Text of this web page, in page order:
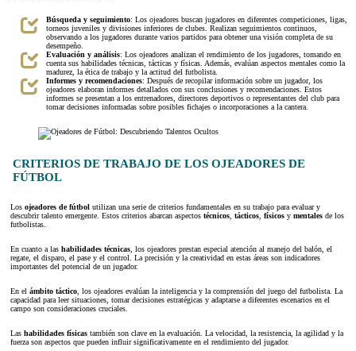
Búsqueda y seguimiento: Los ojeadores buscan jugadores en diferentes competiciones, ligas,
torneos juveniles y divisiones inferiores de clubes. Realizan seguimientos continuos,
observando a los jugadores durante varios partidos para obtener una visión completa de su
desempeño.
Evaluación y análisis: Los ojeadores analizan el rendimiento de los jugadores, tomando en
cuenta sus habilidades técnicas, tácticas y físicas. Además, evalúan aspectos mentales como la
madurez, la ética de trabajo y la actitud del futbolista.
Informes y recomendaciones: Después de recopilar información sobre un jugador, los
ojeadores elaboran informes detallados con sus conclusiones y recomendaciones. Estos
informes se presentan a los entrenadores, directores deportivos o representantes del club para
tomar decisiones informadas sobre posibles fichajes o incorporaciones a la cantera.
CRITERIOS DE TRABAJO DE LOS OJEADORES DE
FÚTBOL
Los ojeadores de fútbol utilizan una serie de criterios fundamentales en su trabajo para evaluar y
descubrir talento emergente. Estos criterios abarcan aspectos técnicos tácticos físicos y mentales de los
futbolistas.
En cuanto a las habilidades técnicas , los ojeadores prestan especial atención al manejo del balón, el
regate, el disparo, el pase y el control. La precisión y la creatividad en estas áreas son indicadores
importantes del potencial de un jugador.
En el ámbito táctico , los ojeadores evalúan la inteligencia y la comprensión del juego del futbolista. La
capacidad para leer situaciones, tomar decisiones estratégicas y adaptarse a diferentes escenarios en el
campo son consideraciones cruciales.
Las habilidades físicas también son clave en la evaluación. La velocidad, la resistencia, la agilidad y la
fuerza son aspectos que pueden influir significativamente en el rendimiento del jugador.